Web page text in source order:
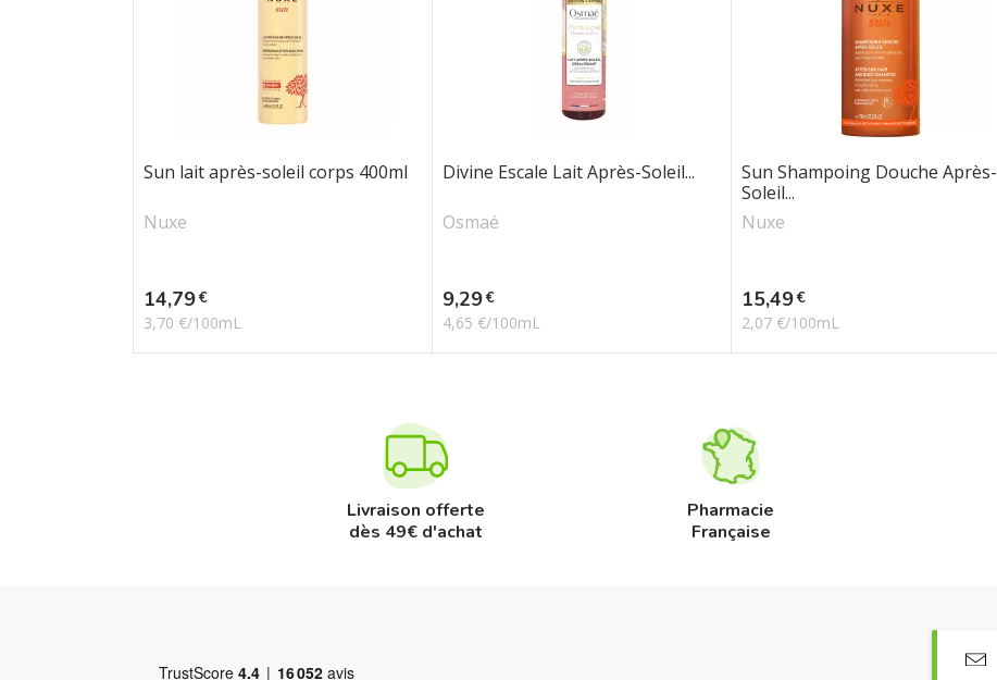
Sun lait après-soleil corps 400ml
Nuxe
Prix
14,79€
3,70 €/100mL
Divine Escale Lait Après-Soleil...
Osmaé
Prix
9,29€
4,65 €/100mL
Sun Shampoing Douche Après-
Soleil...
Nuxe
Prix
15,49€
2,07 €/100mL
Livraison offerte
dès 49€ d'achat
Pharmacie
Française